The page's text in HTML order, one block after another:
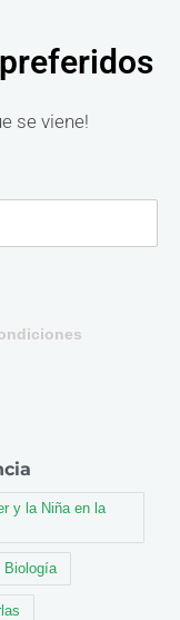
se viene!
y la Niña en la
Biología